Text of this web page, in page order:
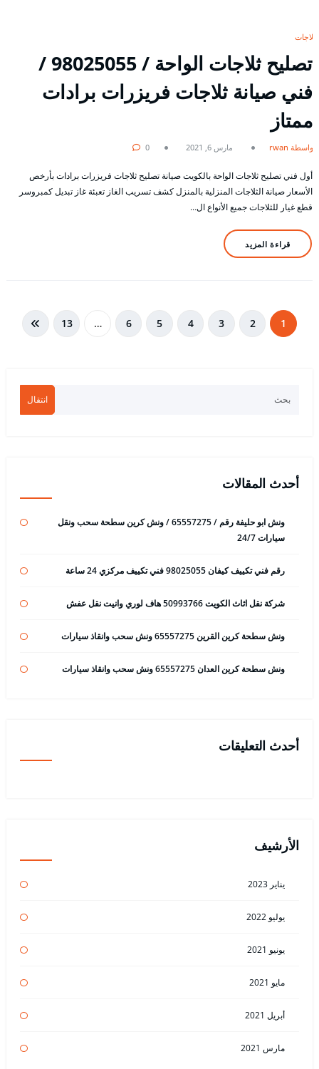
ثلاجات
تصليح ثلاجات الواحة / 98025055 /
فني صيانة ثلاجات فريزرات برادات
ممتاز
بواسطة rwan مارس 6, 2021 0
أول فني تصليح ثلاجات الواحة بالكويت صيانة تصليح ثلاجات فريزرات برادات بأرخص
الأسعار صيانة الثلاجات المنزلية بالمنزل كشف تسريب الغاز تعبئة غاز تبديل كمبروسر
قطع غيار للثلاجات جميع الأنواع ال…
قراءة المزيد
تعدد
1
2
3
4
5
6
…
13
انتقال
أحدث المقالات
ونش ابو حليفة رقم / 65557275 / ونش كرين سطحة سحب ونقل
سيارات 24/7
رقم فني تكييف كيفان 98025055 فني تكييف مركزي 24 ساعة
شركة نقل اثاث الكويت 50993766 هاف لوري وانيت نقل عفش
ونش سطحة كرين القرين 65557275 ونش سحب وانقاذ سيارات
ونش سطحة كرين العدان 65557275 ونش سحب وانقاذ سيارات
أحدث التعليقات
الأرشيف
يناير 2023
يوليو 2022
يونيو 2021
مايو 2021
أبريل 2021
مارس 2021